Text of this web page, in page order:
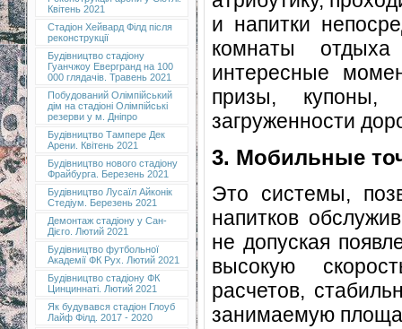
Квітень 2021
Стадіон Хейвард Філд після
реконструкції
Будівництво стадіону
Гуанчжоу Евергранд на 100
000 глядачів. Травень 2021
Побудований Олімпійський
дім на стадіоні Олімпійські
резерви у м. Дніпро
Будівництво Тампере Дек
Арени. Квітень 2021
Будівництво нового стадіону
Фрайбурга. Березень 2021
Будівництво Лусаїл Айконік
Стедіум. Березень 2021
Демонтаж стадіону у Сан-
Дієго. Лютий 2021
Будівництво футбольної
Академії ФК Рух. Лютий 2021
Будівництво стадіону ФК
Цинциннаті. Лютий 2021
Як будувався стадіон Глоуб
Лайф Філд. 2017 - 2020
и напитки
комнаты
интересные
призы, купоны,
загруженности
3. Мобильные
Это системы,
напитков
не допуская
высокую
расчетов,
занимаемую